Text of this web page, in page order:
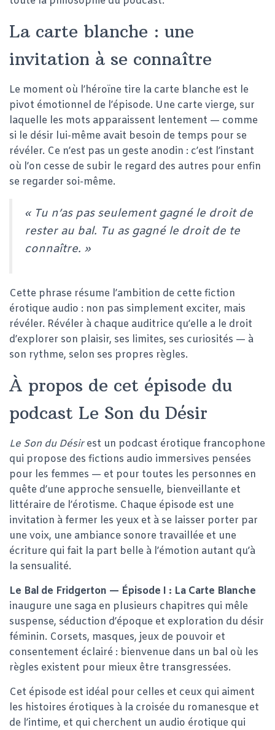
La carte blanche : une
invitation à se connaître
Le moment où l’héroïne tire la carte blanche est le
pivot émotionnel de l’épisode. Une carte vierge, sur
laquelle les mots apparaissent lentement — comme
si le désir lui-même avait besoin de temps pour se
révéler. Ce n’est pas un geste anodin : c’est l’instant
où l’on cesse de subir le regard des autres pour enfin
se regarder soi-même.
« Tu n’as pas seulement gagné le droit de
rester au bal. Tu as gagné le droit de te
connaître. »
Cette phrase résume l’ambition de cette fiction
érotique audio : non pas simplement exciter, mais
révéler. Révéler à chaque auditrice qu’elle a le droit
d’explorer son plaisir, ses limites, ses curiosités — à
son rythme, selon ses propres règles.
À propos de cet épisode du
podcast Le Son du Désir
Le Son du Désirest un podcast érotique francophone
qui propose des fictions audio immersives pensées
pour les femmes — et pour toutes les personnes en
quête d’une approche sensuelle, bienveillante et
littéraire de l’érotisme. Chaque épisode est une
invitation à fermer les yeux et à se laisser porter par
une voix, une ambiance sonore travaillée et une
écriture qui fait la part belle à l’émotion autant qu’à
la sensualité.
Le Bal de Fridgerton — Épisode I : La Carte Blanche
inaugure une saga en plusieurs chapitres qui mêle
suspense, séduction d’époque et exploration du désir
féminin. Corsets, masques, jeux de pouvoir et
consentement éclairé : bienvenue dans un bal où les
règles existent pour mieux être transgressées.
Cet épisode est idéal pour celles et ceux qui aiment
les histoires érotiques à la croisée du romanesque et
de l’intime, et qui cherchent un audio érotique qui